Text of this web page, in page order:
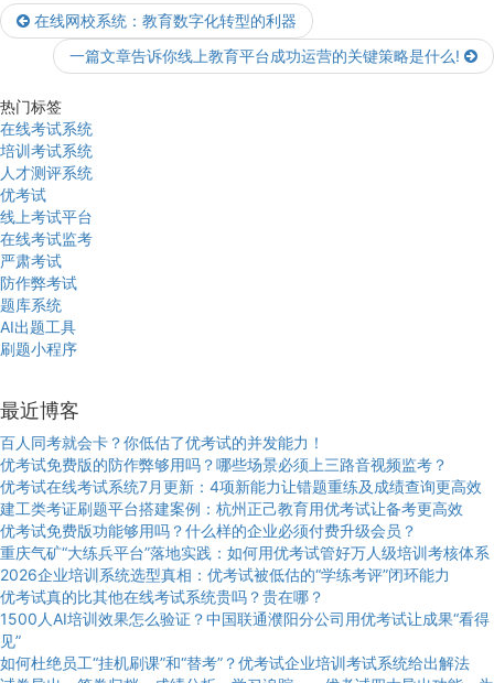
在线网校系统：教育数字化转型的利器
一篇文章告诉你线上教育平台成功运营的关键策略是什么!
热门标签
在线考试系统
培训考试系统
人才测评系统
优考试
线上考试平台
在线考试监考
严肃考试
防作弊考试
题库系统
AI出题工具
刷题小程序
最近博客
百人同考就会卡？你低估了优考试的并发能力！
优考试免费版的防作弊够用吗？哪些场景必须上三路音视频监考？
优考试在线考试系统7月更新：4项新能力让错题重练及成绩查询更高效
建工类考证刷题平台搭建案例：杭州正己教育用优考试让备考更高效
优考试免费版功能够用吗？什么样的企业必须付费升级会员？
重庆气矿“大练兵平台”落地实践：如何用优考试管好万人级培训考核体系
2026企业培训系统选型真相：优考试被低估的“学练考评”闭环能力
优考试真的比其他在线考试系统贵吗？贵在哪？
1500人AI培训效果怎么验证？中国联通濮阳分公司用优考试让成果“看得
见”
如何杜绝员工“挂机刷课”和“替考”？优考试企业培训考试系统给出解法